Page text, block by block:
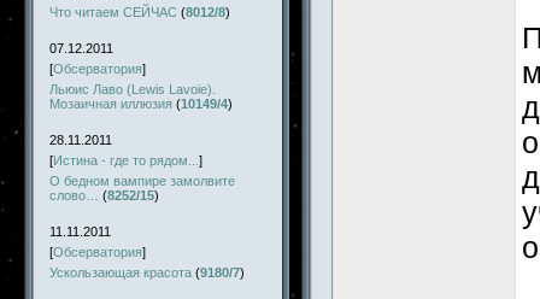
Что читаем СЕЙЧАС (8012/8)
07.12.2011
[Обсерватория]
Льюис Лаво (Lewis Lavoie).
Мозаичная иллюзия (10149/4)
28.11.2011
[Истина - где то рядом... ]
О бедном вампире замолвите
слово…
(8252/15)
11.11.2011
[Обсерватория]
Ускользающая красота (9180/7)